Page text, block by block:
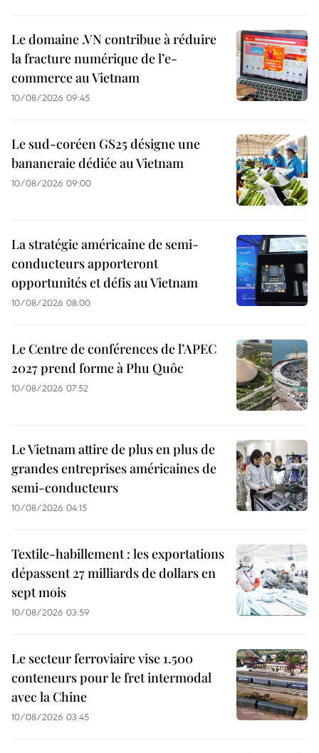
Le domaine .VN contribue à réduire
la fracture numérique de l’e-
commerce au Vietnam
10/08/2026 09:45
Le sud-coréen GS25 désigne une
bananeraie dédiée au Vietnam
10/08/2026 09:00
La stratégie américaine de semi-
conducteurs apporteront
opportunités et défis au Vietnam
10/08/2026 08:00
Le Centre de conférences de l’APEC
2027 prend forme à Phu Quôc
10/08/2026 07:52
Le Vietnam attire de plus en plus de
grandes entreprises américaines de
semi-conducteurs
10/08/2026 04:15
Textile-habillement : les exportations
dépassent 27 milliards de dollars en
sept mois
10/08/2026 03:59
Le secteur ferroviaire vise 1.500
conteneurs pour le fret intermodal
avec la Chine
10/08/2026 03:45